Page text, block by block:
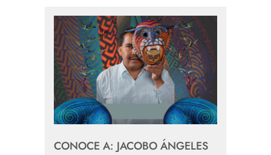
CONOCE A: JACOBO ÁNGELES